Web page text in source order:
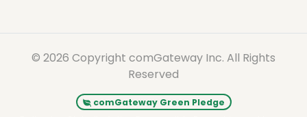
© 2026 Copyright comGateway Inc. All Rights
Reserved
comGateway Green Pledge